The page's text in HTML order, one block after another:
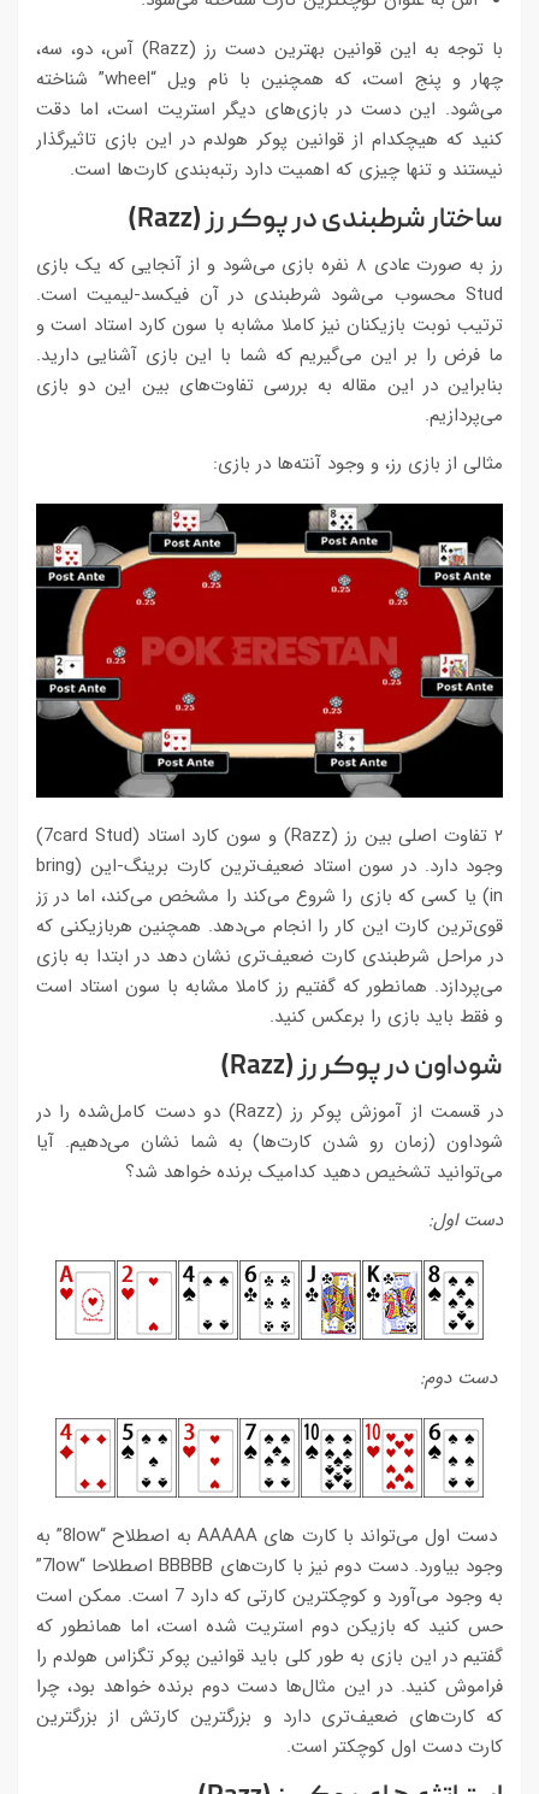
با توجه به این قوانین بهترین دست رز (Razz) آس، دو، سه،
چهار و پنج است، که همچنین با نام ویل “wheel” شناخته
می‌شود. این دست در بازی‌های دیگر استریت است، اما دقت
کنید که هیچکدام از قوانین پوکر هولدم در این بازی تاثیرگذار
نیستند و تنها چیزی که اهمیت دارد رتبه‌بندی کارت‌ها است.
ساختار شرطبندی در پوکر رز (Razz
)
رز به صورت عادی ۸ نفره بازی می‌شود و از آنجایی که یک بازی
Stud محسوب می‌شود شرطبندی در آن فیکسد-لیمیت است.
ترتیب نوبت بازیکنان نیز کاملا مشابه با سون کارد استاد است و
ما فرض را بر این می‌گیریم که شما با این بازی آشنایی دارید.
بنابراین در این مقاله به بررسی تفاوت‌های بین این دو بازی
می‌پردازیم.
مثالی از بازی رز، و وجود آنته‌ها در بازی:
۲ تفاوت اصلی بین رز (Razz) و سون کارد استاد (7card Stud)
وجود دارد. در سون استاد ضعیف‌ترین کارت برینگ-این (bring
in) یا کسی که بازی را شروع می‌کند را مشخص می‌کند، اما در رَز
قوی‌ترین کارت این کار را انجام می‌دهد. همچنین هربازیکنی که
در مراحل شرطبندی کارت ضعیف‌تری نشان دهد در ابتدا به بازی
می‌پردازد. همانطور که گفتیم رز کاملا مشابه با سون استاد است
و فقط باید بازی را برعکس کنید.
شوداون در پوکر رز (Razz
)
در قسمت از آموزش پوکر رز (Razz) دو دست کامل‌شده را در
شوداون (زمان رو شدن کارت‌ها) به شما نشان می‌دهیم. آیا
می‌توانید تشخیص دهید کدامیک برنده خواهد شد؟
دست اول:
دست دوم:
دست اول می‌تواند با کارت های AAAAA به اصطلاح “8low” به
وجود بیاورد. دست دوم نیز با کارت‌های BBBBB اصطلاحا “7low”
به وجود می‌آورد و کوچکترین کارتی که دارد 7 است. ممکن است
حس کنید که بازیکن دوم استریت شده است، اما همانطور که
گفتیم در این بازی به طور کلی باید قوانین پوکر تگزاس هولدم را
فراموش کنید. در این مثال‌ها دست دوم برنده خواهد بود، چرا
که کارت‌های ضعیف‌تری دارد و بزرگترین کارتش از بزرگترین
کارت دست اول کوچکتر است.